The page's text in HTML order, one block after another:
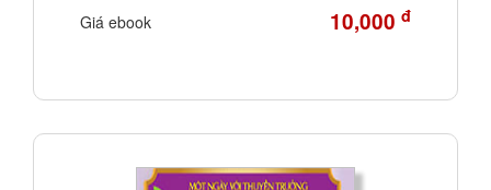
Giá ebook
10,000 đ